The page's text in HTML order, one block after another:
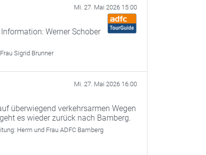
Mi. 27. Mai 2026 15:00
Werner Schober
Frau Sigrid Brunner
Mi. 27. Mai 2026 16:00
überwiegend verkehrsarmen Wegen
es wieder zurück nach Bamberg.
Herrn und Frau ADFC Bamberg